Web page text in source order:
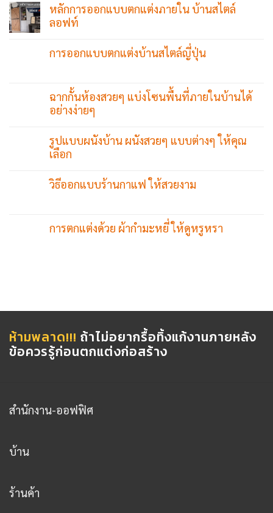
หลักการออกแบบตกแต่งภายใน บ้านสไตล์
ลอฟท์
การออกแบบตกแต่งบ้านสไตล์ญี่ปุ่น
ฉากกั้นห้องสวยๆ แบ่งโซนพื้นที่ภายในบ้านได้
อย่างง่ายๆ
รูปแบบผนังบ้าน ผนังสวยๆ แบบต่างๆ ให้คุณ
เลือก
วิธีออกแบบร้านกาแฟ ให้สวยงาม
การตกแต่งด้วย ผ้ากำมะหยี่ ให้ดูหรูหรา
ห้ามพลาด!!! ถ้าไม่อยากรื้อทิ้งแก้งานภายหลัง
ข้อควรรู้ก่อนตกแต่งก่อสร้าง
สำนักงาน-ออฟฟิศ
บ้าน
ร้านค้า